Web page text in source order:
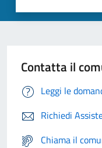
Contatta il
Leggi le
Richiedi
Chiama il